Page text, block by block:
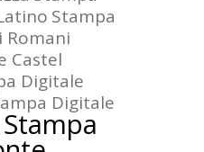
Stampa
Romani
Castel
Digitale
Digitale
Stampa